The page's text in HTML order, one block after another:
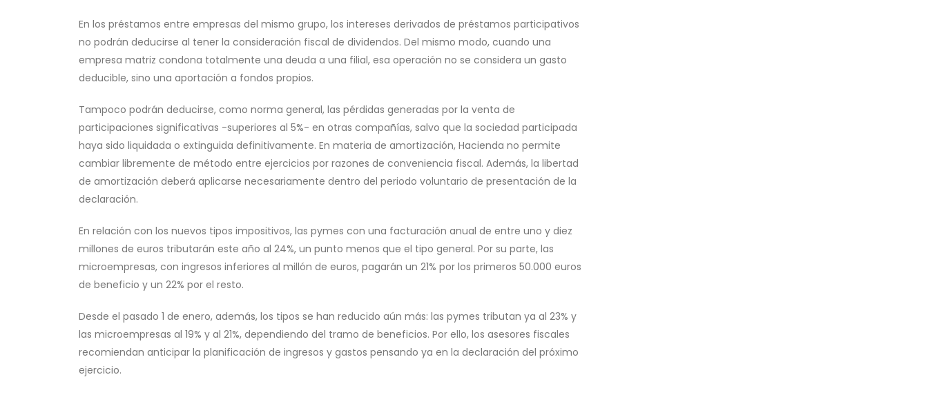
En los préstamos entre empresas del mismo grupo, los intereses derivados de préstamos participativos
no podrán deducirse al tener la consideración fiscal de dividendos. Del mismo modo, cuando una
empresa matriz condona totalmente una deuda a una filial, esa operación no se considera un gasto
deducible, sino una aportación a fondos propios.
Tampoco podrán deducirse, como norma general, las pérdidas generadas por la venta de
participaciones significativas -superiores al 5%- en otras compañías, salvo que la sociedad participada
haya sido liquidada o extinguida definitivamente. En materia de amortización, Hacienda no permite
cambiar libremente de método entre ejercicios por razones de conveniencia fiscal. Además, la libertad
de amortización deberá aplicarse necesariamente dentro del periodo voluntario de presentación de la
declaración.
En relación con los nuevos tipos impositivos, las pymes con una facturación anual de entre uno y diez
millones de euros tributarán este año al 24%, un punto menos que el tipo general. Por su parte, las
microempresas, con ingresos inferiores al millón de euros, pagarán un 21% por los primeros 50.000 euros
de beneficio y un 22% por el resto.
Desde el pasado 1 de enero, además, los tipos se han reducido aún más: las pymes tributan ya al 23% y
las microempresas al 19% y al 21%, dependiendo del tramo de beneficios. Por ello, los asesores fiscales
recomiendan anticipar la planificación de ingresos y gastos pensando ya en la declaración del próximo
ejercicio.